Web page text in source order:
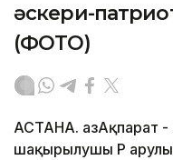
әскери-
(ФОТО)
АСТАНА. ҚазАқпарат
шақырылушы ҚР